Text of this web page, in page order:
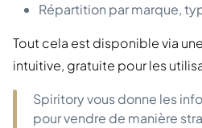
Répartition par marque,
Tout cela est disponible via
intuitive, gratuite pour les
Spiritory vous donne les
pour vendre de manière